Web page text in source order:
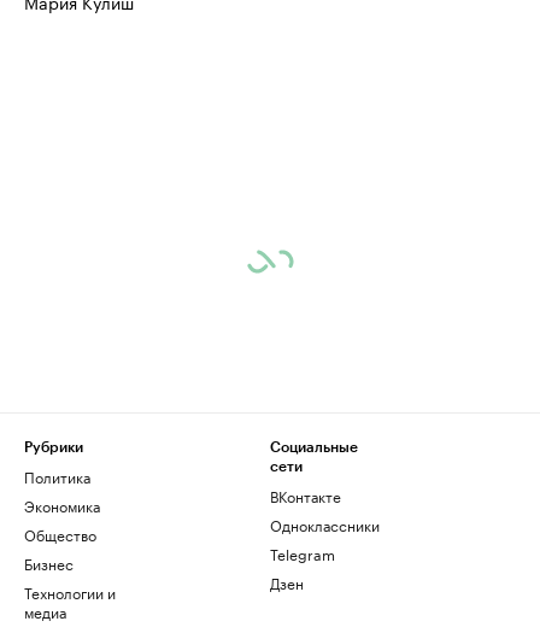
Рубрики
Политика
Экономика
Общество
Бизнес
Технологии и
медиа
Социальные
сети
ВКонтакте
Одноклассники
Telegram
Дзен